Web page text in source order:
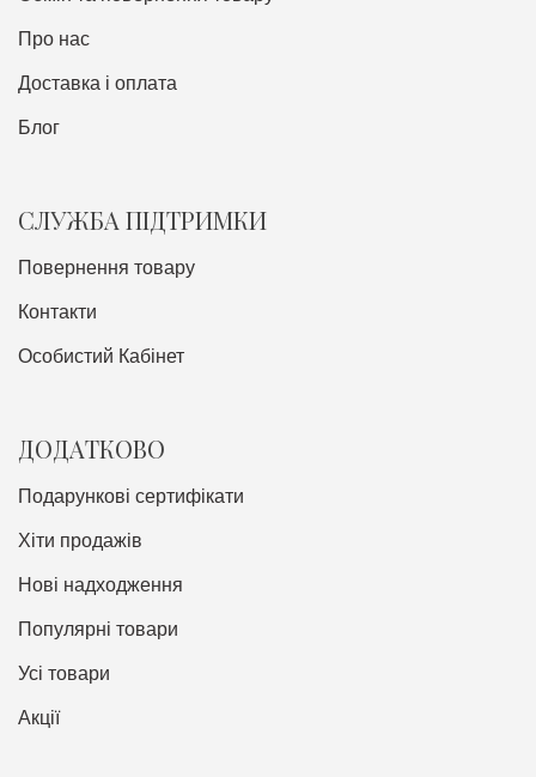
Про нас
Доставка i оплата
Блог
СЛУЖБА ПІДТРИМКИ
Повернення товару
Контакти
Особистий Кабінет
ДОДАТКОВО
Подарункові сертифікати
Хіти продажів
Нові надходження
Популярні товари
Усі товари
Акції